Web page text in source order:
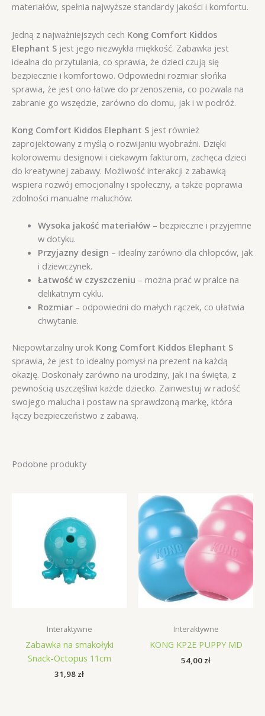
materiałów, spełnia najwyższe standardy jakości i komfortu.
Jedną z najważniejszych cech Kong Comfort Kiddos
Elephant S jest jego niezwykła miękkość. Zabawka jest
idealna do przytulania, co sprawia, że dzieci czują się
bezpiecznie i komfortowo. Odpowiedni rozmiar słońka
sprawia, że jest ono łatwe do przenoszenia, co pozwala na
zabranie go wszędzie, zarówno do domu, jak i w podróż.
Kong Comfort Kiddos Elephant S jest również
zaprojektowany z myślą o rozwijaniu wyobraźni. Dzięki
kolorowemu designowi i ciekawym fakturom, zachęca dzieci
do kreatywnej zabawy. Możliwość interakcji z zabawką
wspiera rozwój emocjonalny i społeczny, a także poprawia
zdolności manualne maluchów.
Wysoka jakość materiałów– bezpieczne i przyjemne
w dotyku.
Przyjazny design – idealny zarówno dla chłopców, jak
i dziewczynek.
Łatwość w czyszczeniu – można prać w pralce na
delikatnym cyklu.
Rozmiar– odpowiedni do małych rączek, co ułatwia
chwytanie.
Niepowtarzalny urok Kong Comfort Kiddos Elephant S
sprawia, że jest to idealny pomysł na prezent na każdą
okazję. Doskonały zarówno na urodziny, jak i na święta, z
pewnością uszczęśliwi każde dziecko. Zainwestuj w radość
swojego malucha i postaw na sprawdzoną markę, która
łączy bezpieczeństwo z zabawą.
Podobne produkty
Interaktywne
Zabawka na smakołyki
Snack-Octopus 11cm
31,98 zł
Interaktywne
KONG KP2E PUPPY MD
54,00 zł